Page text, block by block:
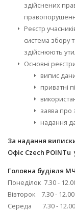
здійснених
Реєстр
система збору
здійснюють
Основні
випис
приватні
заява про
надання
За надання
Офіс Czech POINTu
Головна будівля
Понеділок 7.30 -
Вівторок 7.30 -
Середа 7.30 -